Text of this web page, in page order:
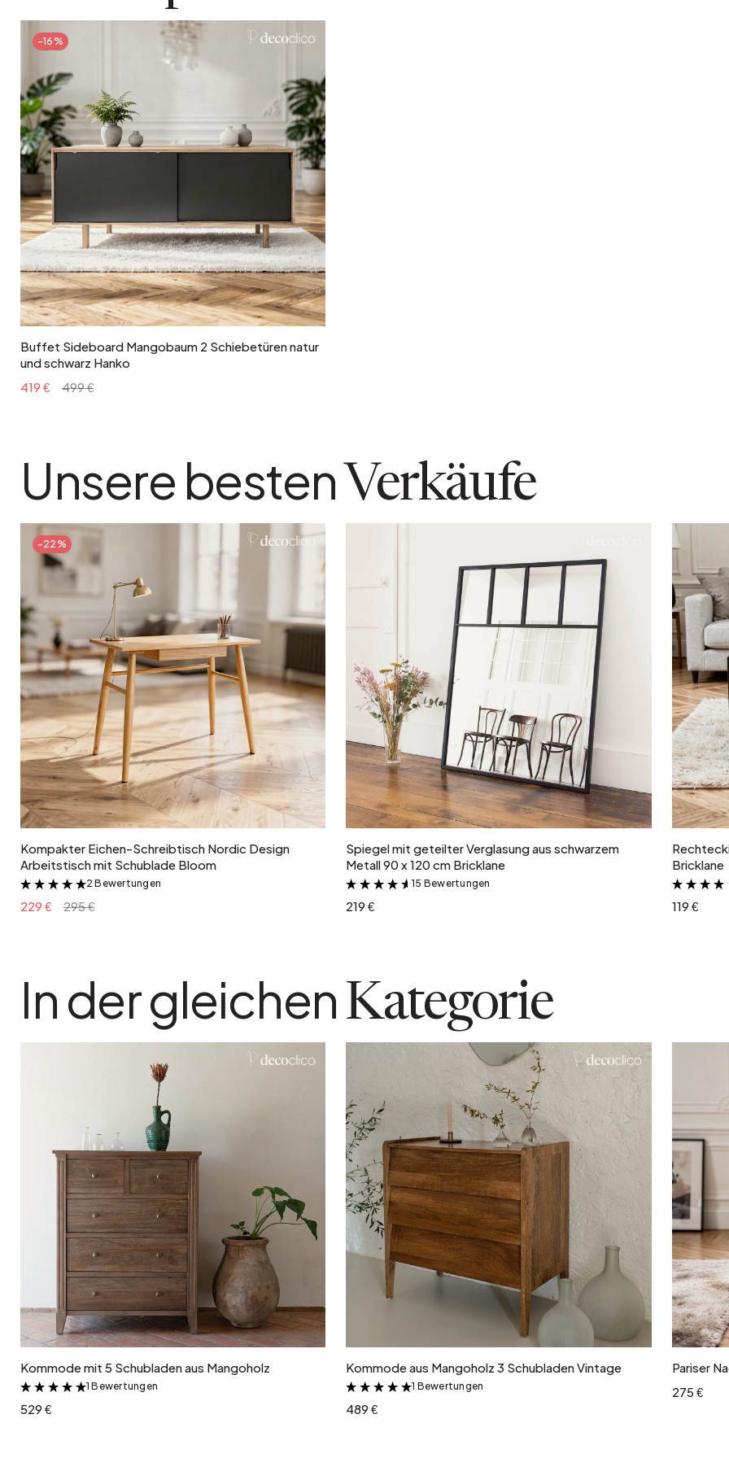
Paketgewicht
-16%
In den Warenkorb
Buffet Sideboard Mangobaum 2 Schiebetüren natur
und schwarz Hanko
419 €
499 €
Unsere bestenVerkäufe
-22%
In den Warenkorb
Kompakter Eichen-Schreibtisch Nordic Design
Arbeitstisch mit Schublade Bloom
&
2 Bewertungen
229 € 295 €
In den Warenkorb
Spiegel mit geteilter Verglasung aus schwarzem
Metall 90 x 120 cm Bricklane
&
15 Bewertungen
219 €
Bricklane
119 €
In der gleichen Kategorie
In den Warenkorb
Kommode mit 5 Schubladen aus Mangoholz
&
1 Bewertungen
529 €
In den Warenkorb
Kommode aus Mangoholz 3 Schubladen Vintage
&
1 Bewertungen
489 €
Pariser
275 €